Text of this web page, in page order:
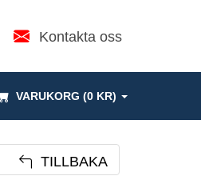
Kontakta oss
VARUKORG (0 KR)
TILLBAKA